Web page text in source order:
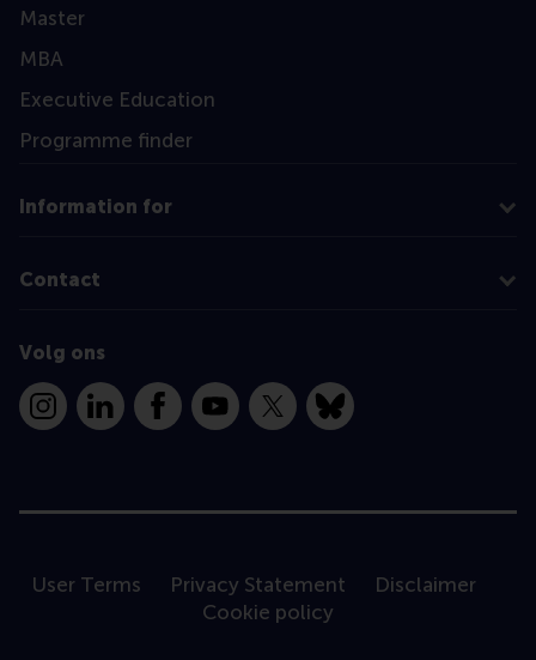
Master
MBA
Executive Education
Programme finder
Information for
Contact
Volg ons
InstagramLinkedInFacebookYouTube
X Bluesky
User Terms Privacy Statement
Disclaimer
Cookie policy